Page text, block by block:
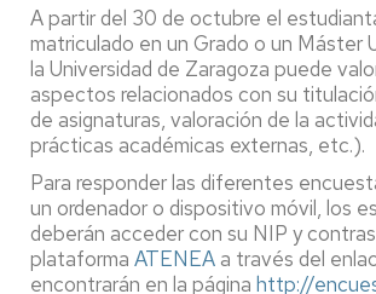
A partir del 30 de octubre el
matriculado en un Grado o un Máster
la Universidad de Zaragoza puede
aspectos relacionados con su
de asignaturas, valoración de la
prácticas académicas externas, etc.).
Para responder las diferentes
un ordenador o dispositivo móvil, los
deberán acceder con su NIP y
plataforma ATENEA a través del
encontrarán en la página http://